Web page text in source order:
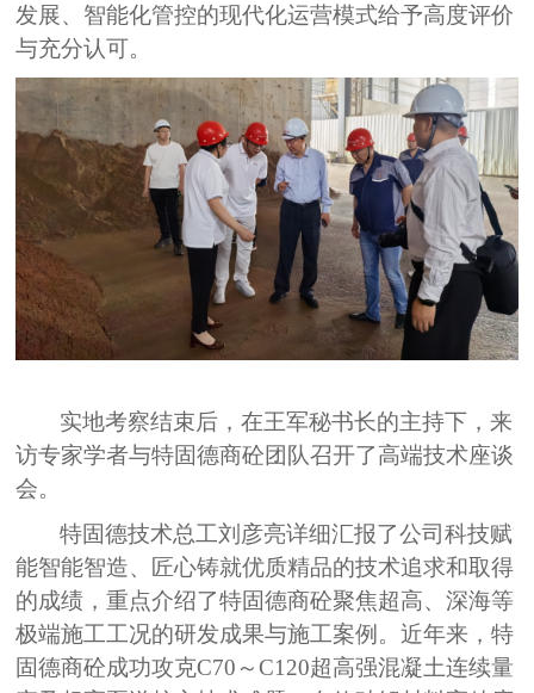
发展、智能化管控的现代化运营模式给予高度评价
与充分认可。
实地考察结束后，在王军秘书长的主持下，来
访专家学者与特固德商砼团队召开了高端技术座谈
会。
特固德技术总工刘彦亮详细汇报了公司科技赋
能智能智造、 匠心铸就优质精品的技术追求和取得
的成绩 ，重点介绍了特固德商砼聚焦超高、深海等
极端施工工况的研发成果与施工案例。近年来，特
固德商砼成功攻克C70～C120超高强混凝土连续量